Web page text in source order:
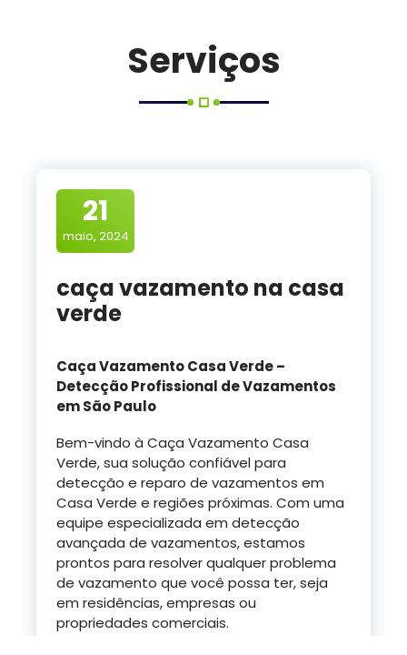
Serviços
21
maio, 2024
caça vazamento na casa
verde
Caça Vazamento Casa Verde –
Detecção Profissional de Vazamentos
em São Paulo
Bem-vindo à Caça Vazamento Casa
Verde, sua solução confiável para
detecção e reparo de vazamentos em
Casa Verde e regiões próximas. Com uma
equipe especializada em detecção
avançada de vazamentos, estamos
prontos para resolver qualquer problema
de vazamento que você possa ter, seja
em residências, empresas ou
propriedades comerciais.